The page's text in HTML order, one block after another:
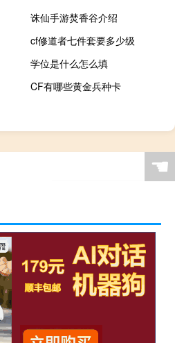
诛仙手游焚香谷介绍
cf修道者七件套要多少级
学位是什么怎么填
CF有哪些黄金兵种卡
☚